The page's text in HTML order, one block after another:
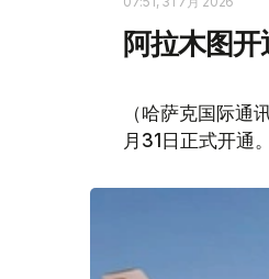
阿拉木图
（哈萨克国际
月31日正式开通。